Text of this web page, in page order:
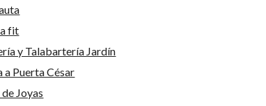
fit
y Talabartería Jardín
a Puerta César
Joyas